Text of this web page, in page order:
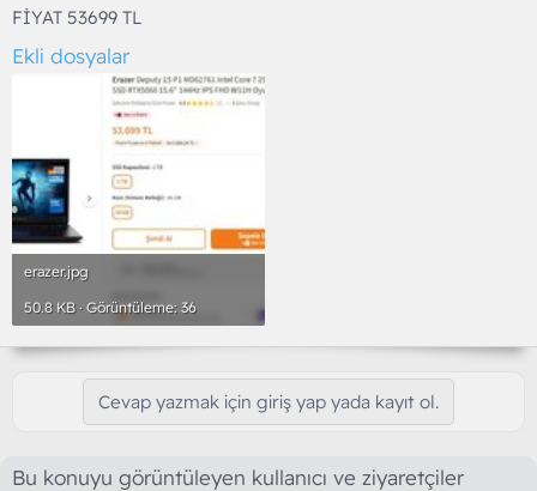
FİYAT 53699 TL
Ekli dosyalar
erazer.jpg
50.8 KB · Görüntüleme: 36
Cevap yazmak için giriş yap yada kayıt ol.
Bu konuyu görüntüleyen kullanıcı ve ziyaretçiler